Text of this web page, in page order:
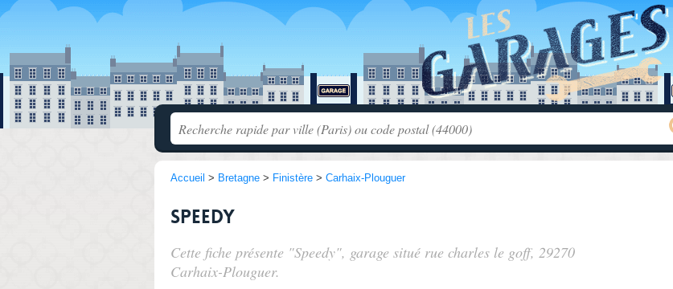
Accueil > Bretagne > Finistère > Carhaix-Plouguer
Speedy
Cette fiche présente "Speedy", garage situé rue charles le goff, 29270
Carhaix-Plouguer.